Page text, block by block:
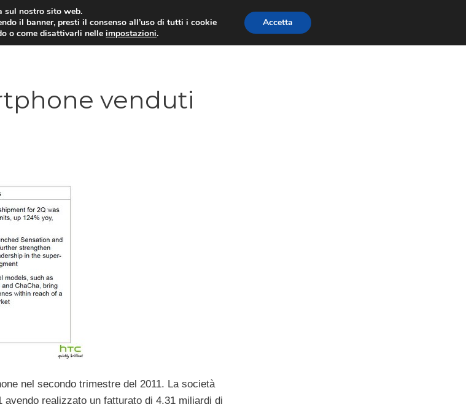
TARIFFE E PROMOZIONI
venduti
nel secondo trimestre del 2011. La società
realizzato un fatturato di 4.31 miliardi di
sul nostro sito web.
il banner, presti il consenso all’uso di tutti i cookie
o come disattivarli nelleimpostazioni.
Accetta